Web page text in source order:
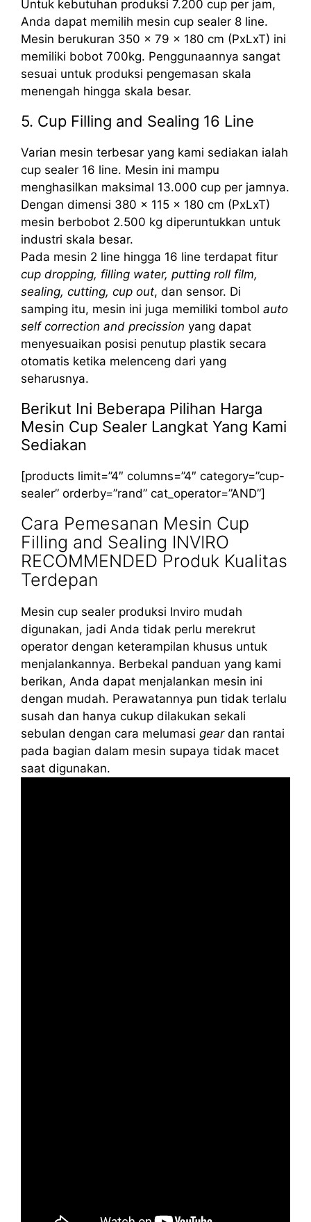
Untuk kebutuhan produksi 7.200 cup per jam,
Anda dapat memilih mesin cup sealer 8 line.
Mesin berukuran 350 x 79 x 180 cm (PxLxT) ini
memiliki bobot 700kg. Penggunaannya sangat
sesuai untuk produksi pengemasan skala
menengah hingga skala besar.
5. Cup Filling and Sealing 16 Line
Varian mesin terbesar yang kami sediakan ialah
cup sealer 16 line. Mesin ini mampu
menghasilkan maksimal 13.000 cup per jamnya.
Dengan dimensi 380 x 115 x 180 cm (PxLxT)
mesin berbobot 2.500 kg diperuntukkan untuk
industri skala besar.
Pada mesin 2 line hingga 16 line terdapat fitur
cup dropping, filling water, putting roll film,
sealing, cutting, cup out, dan sensor. Di
samping itu, mesin ini juga memiliki tombol auto
self correction and precission yang dapat
menyesuaikan posisi penutup plastik secara
otomatis ketika melenceng dari yang
seharusnya.
Berikut Ini Beberapa Pilihan Harga
Mesin Cup Sealer Langkat Yang Kami
Sediakan
[products limit=”4″ columns=”4″ category=”cup-
sealer” orderby=”rand” cat_operator=”AND”]
Cara Pemesanan Mesin Cup
Filling and Sealing INVIRO
RECOMMENDED Produk Kualitas
Terdepan
Mesin cup sealer produksi Inviro mudah
digunakan, jadi Anda tidak perlu merekrut
operator dengan keterampilan khusus untuk
menjalankannya. Berbekal panduan yang kami
berikan, Anda dapat menjalankan mesin ini
dengan mudah. Perawatannya pun tidak terlalu
susah dan hanya cukup dilakukan sekali
sebulan dengan cara melumasi geardan rantai
pada bagian dalam mesin supaya tidak macet
saat digunakan.